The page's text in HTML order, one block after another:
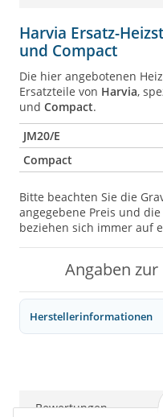
Harvia Ersatz-
und Compact
Die hier angebotenen
Ersatzteile von Harvia,
und Compact.
JM20/E
Compact
Bitte beachten Sie die
angegebene Preis und
beziehen sich immer auf
Angaben
Herstellerinformationen
Bewertungen